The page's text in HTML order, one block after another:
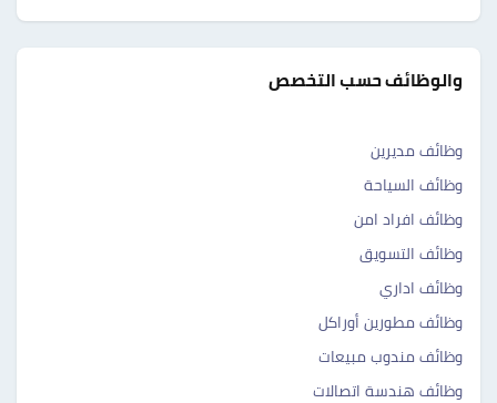
والوظائف حسب التخصص
وظائف مديرين
وظائف السياحة
وظائف افراد امن
وظائف التسويق
وظائف اداري
وظائف مطورين أوراكل
وظائف مندوب مبيعات
وظائف هندسة اتصالات